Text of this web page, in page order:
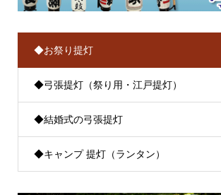
◆お祭り提灯
◆弓張提灯（祭り用・江戸提灯）
◆結婚式の弓張提灯
◆キャンプ 提灯（ランタン）